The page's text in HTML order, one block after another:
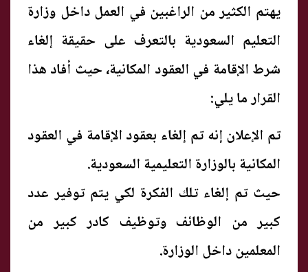
يهتم الكثير من الراغبين في العمل داخل وزارة
التعليم السعودية بالتعرف على حقيقة إلغاء
شرط الإقامة في العقود المكانية، حيث أفاد هذا
القرار ما يلي:
تم الإعلان إنه تم إلغاء بعقود الإقامة في العقود
المكانية بالوزارة التعليمية السعودية.
حيث تم إلغاء تلك الفكرة لكي يتم توفير عدد
كبير من الوظائف وتوظيف كادر كبير من
المعلمين داخل الوزارة.